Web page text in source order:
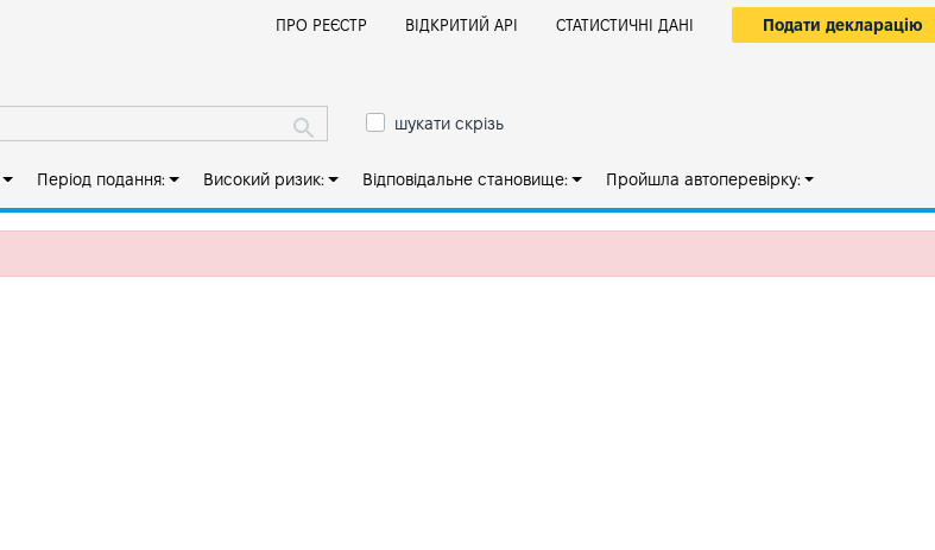
ПРО РЕЄСТР ВІДКРИТИЙ АРІ СТАТИСТИЧНІ ДАНІ Подати декларацію
шукати скрізь
Період подання: Високий ризик: Відповідальне становище: Пройшла автоперевірку: